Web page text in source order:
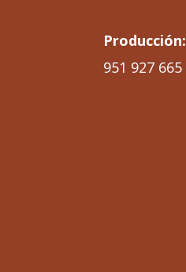
Producción:
951 927 665